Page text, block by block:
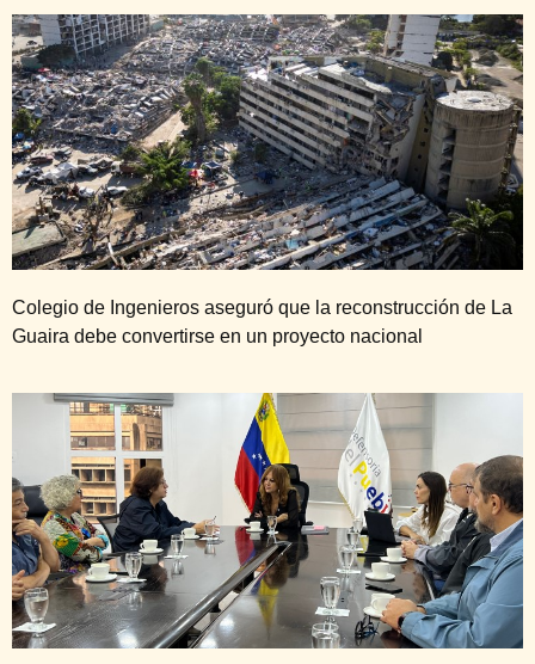
Colegio de Ingenieros aseguró que la reconstrucción de La
Guaira debe convertirse en un proyecto nacional